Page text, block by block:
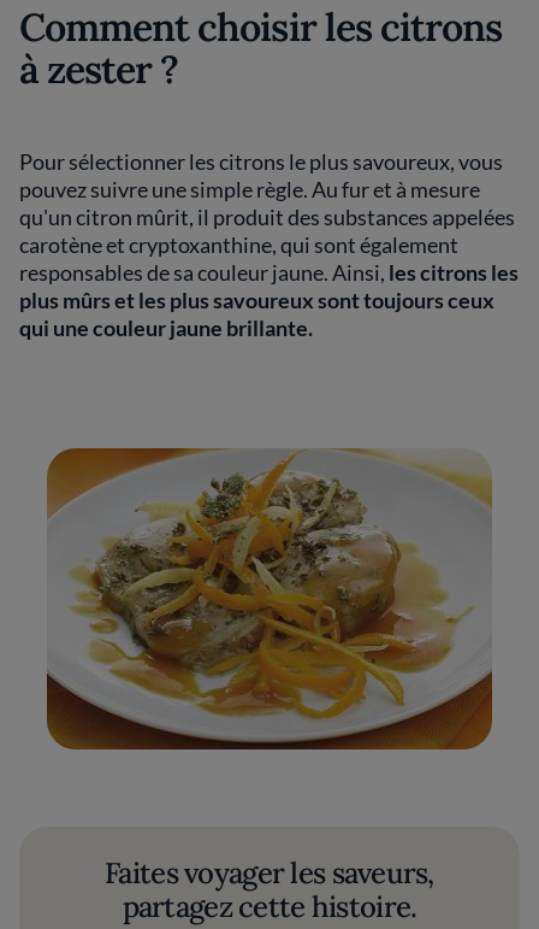
Comment choisir les citrons
à zester ?
Pour sélectionner les citrons le plus savoureux, vous
pouvez suivre une simple règle. Au fur et à mesure
qu'un citron mûrit, il produit des substances appelées
carotène et cryptoxanthine, qui sont également
responsables de sa couleur jaune. Ainsi, les citrons les
plus mûrs et les plus savoureux sont toujours ceux
qui une couleur jaune brillante.
Faites voyager les saveurs,
partagez cette histoire.